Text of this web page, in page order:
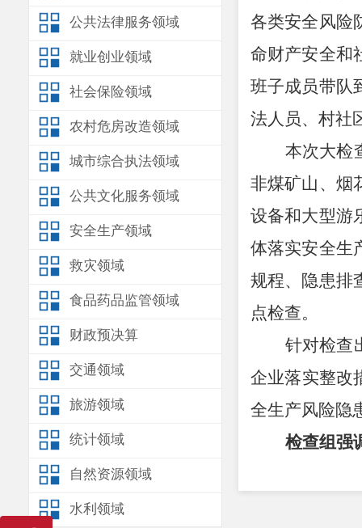
公共法律服务领域
就业创业领域
社会保险领域
农村危房改造领域
城市综合执法领域
公共文化服务领域
安全生产领域
救灾领域
食品药品监管领域
财政预决算
交通领域
旅游领域
统计领域
自然资源领域
水利领域
各类安全风险
命财产安全和
班子成员带队
法人员、村社
本次大检
非煤矿山、烟
设备和大型游
体落实安全生
规程、隐患排
点检查。
针对检查
企业落实整改
全生产风险隐
检查组强